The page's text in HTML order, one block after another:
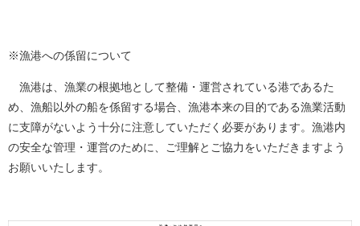
※漁港への係留について
漁港は、漁業の根拠地として整備・運営されている港であるた
め、漁船以外の船を係留する場合、漁港本来の目的である漁業活動
に支障がないよう十分に注意していただく必要があります。漁港内
の安全な管理・運営のために、ご理解とご協力をいただきますよう
お願いいたします。